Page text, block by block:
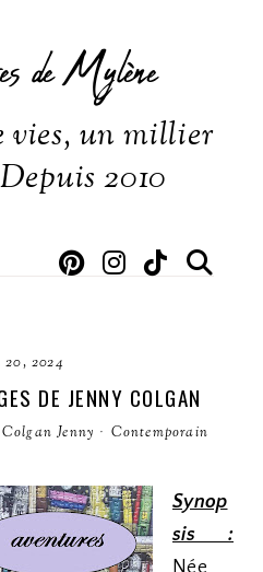
de Mylène
un millier
2010
2024
DE JENNY COLGAN
Colgan Jenny · Contemporain
Synop
sis :
Née